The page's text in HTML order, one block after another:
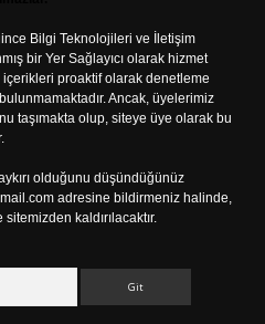
Bilgi Teknolojileri ve İletişim
bir Yer Sağlayıcı olarak hizmet
proaktif olarak denetleme
Ancak, üyelerimiz
taşımakta olup, siteye üye olarak bu
olduğunu düşündüğünüz
adresine bildirmeniz halinde,
kaldırılacaktır.